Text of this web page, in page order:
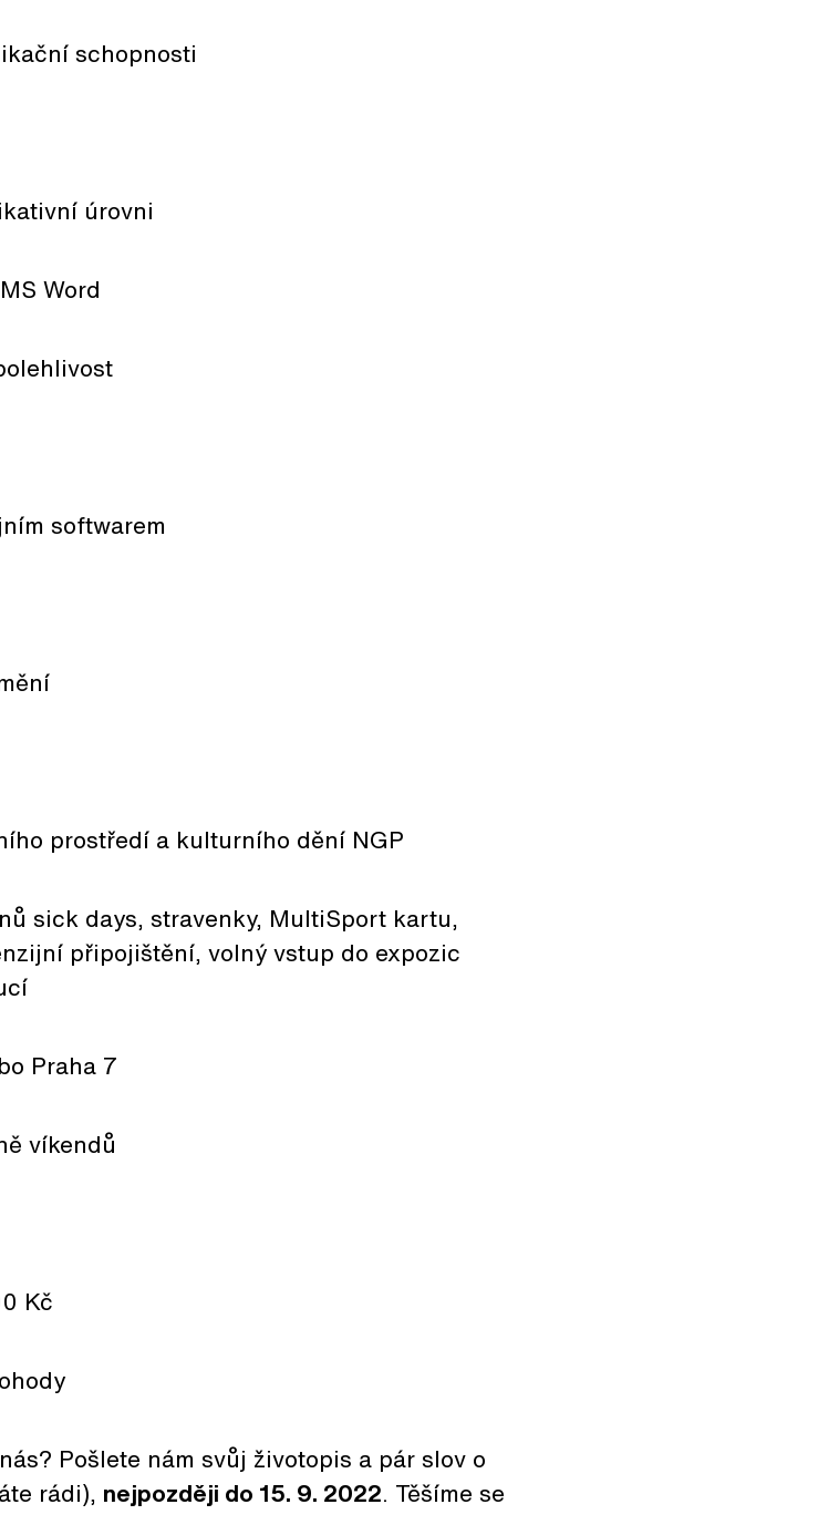
schopnosti
úrovni
Word
softwarem
prostředí a kulturního dění NGP
sick days, stravenky, MultiSport kartu,
připojištění, volný vstup do expozic
Praha 7
víkendů
Kč
Pošlete nám svůj životopis a pár slov o
rádi), nejpozději do 15. 9. 2022. Těšíme se